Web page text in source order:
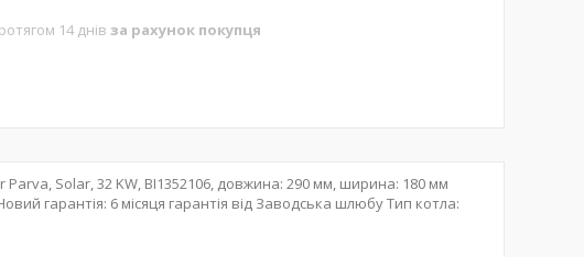
14 днів за рахунок покупця
Parva, Solar, 32 KW, BI1352106, довжина: 290 мм, ширина: 180 мм
гарантія: 6 місяця гарантія від Заводська шлюбу Тип котла: